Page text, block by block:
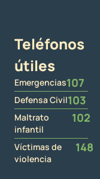
Teléfonos
útiles
Emergencias107
Defensa Civil103
Maltrato
infantil
102
Víctimas de
violencia
148